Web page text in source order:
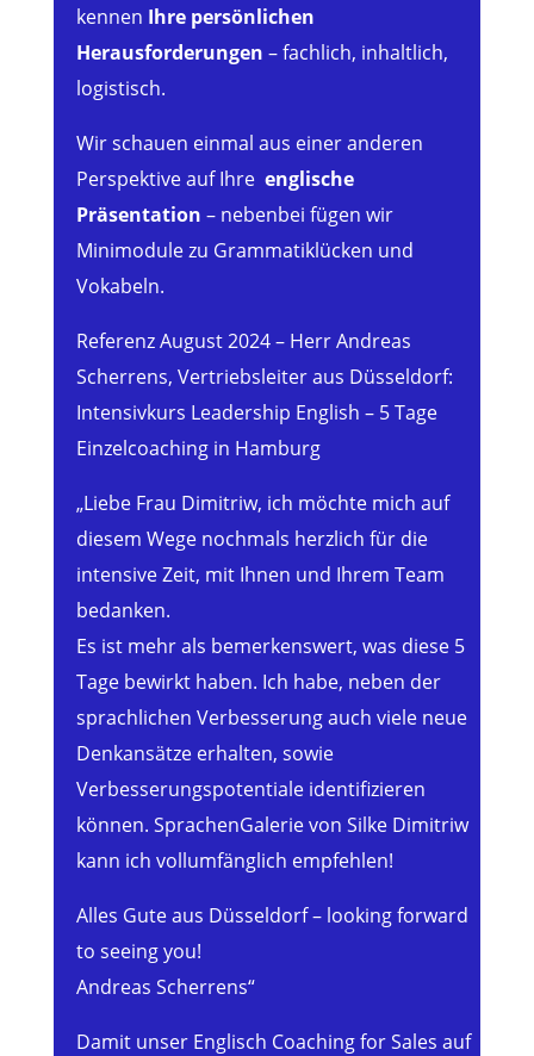
kennen Ihre persönlichen
Herausforderungen – fachlich, inhaltlich,
logistisch.
Wir schauen einmal aus einer anderen
Perspektive auf Ihre englische
Präsentation – nebenbei fügen wir
Minimodule zu Grammatiklücken und
Vokabeln.
Referenz August 2024 – Herr Andreas
Scherrens, Vertriebsleiter aus Düsseldorf:
Intensivkurs Leadership English – 5 Tage
Einzelcoaching in Hamburg
„Liebe Frau Dimitriw, ich möchte mich auf
diesem Wege nochmals herzlich für die
intensive Zeit, mit Ihnen und Ihrem Team
bedanken.
Es ist mehr als bemerkenswert, was diese 5
Tage bewirkt haben. Ich habe, neben der
sprachlichen Verbesserung auch viele neue
Denkansätze erhalten, sowie
Verbesserungspotentiale identifizieren
können. SprachenGalerie von Silke Dimitriw
kann ich vollumfänglich empfehlen!
Alles Gute aus Düsseldorf – looking forward
to seeing you!
Andreas Scherrens“
Damit unser Englisch Coaching for Sales auf